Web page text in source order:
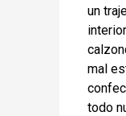
un
mal
todo